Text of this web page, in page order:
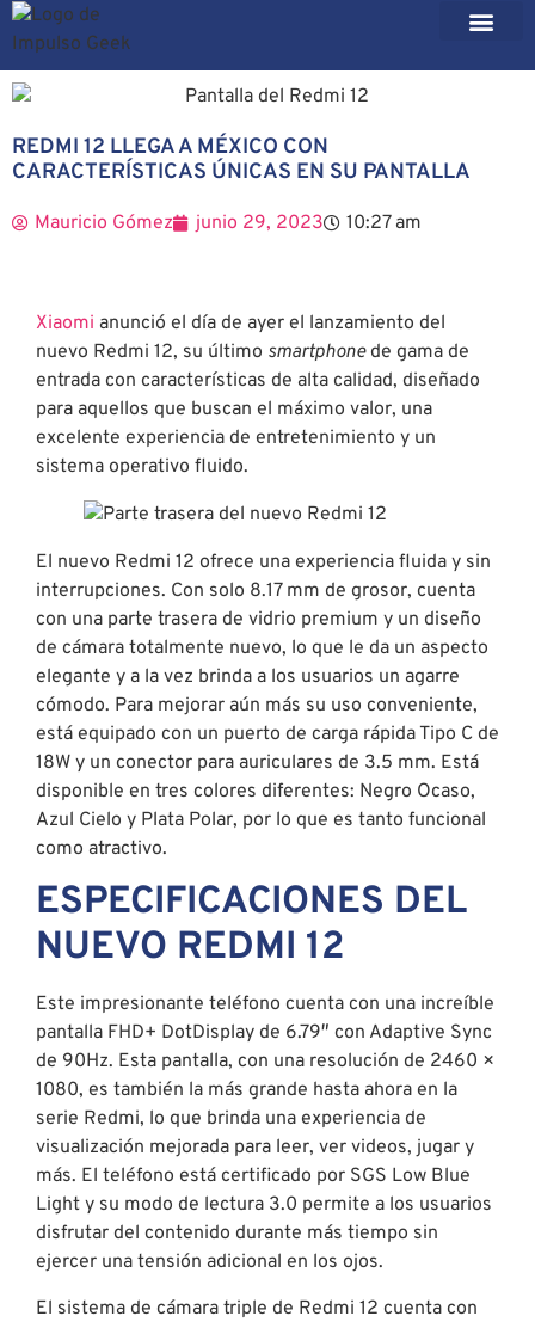
REDMI 12 LLEGA A MÉXICO CON
CARACTERÍSTICAS ÚNICAS EN SU PANTALLA
Mauricio Gómez junio 29, 2023 10:27 am
Xiaomi anunció el día de ayer el lanzamiento del
nuevo Redmi 12, su último smartphonede gama de
entrada con características de alta calidad, diseñado
para aquellos que buscan el máximo valor, una
excelente experiencia de entretenimiento y un
sistema operativo fluido.
El nuevo Redmi 12 ofrece una experiencia fluida y sin
interrupciones. Con solo 8.17 mm de grosor, cuenta
con una parte trasera de vidrio premium y un diseño
de cámara totalmente nuevo, lo que le da un aspecto
elegante y a la vez brinda a los usuarios un agarre
cómodo. Para mejorar aún más su uso conveniente,
está equipado con un puerto de carga rápida Tipo C de
18W y un conector para auriculares de 3.5 mm. Está
disponible en tres colores diferentes: Negro Ocaso,
Azul Cielo y Plata Polar, por lo que es tanto funcional
como atractivo.
ESPECIFICACIONES DEL
NUEVO REDMI 12
Este impresionante teléfono cuenta con una increíble
pantalla FHD+ DotDisplay de 6.79″ con Adaptive Sync
de 90Hz. Esta pantalla, con una resolución de 2460 ×
1080, es también la más grande hasta ahora en la
serie Redmi, lo que brinda una experiencia de
visualización mejorada para leer, ver videos, jugar y
más. El teléfono está certificado por SGS Low Blue
Light y su modo de lectura 3.0 permite a los usuarios
disfrutar del contenido durante más tiempo sin
ejercer una tensión adicional en los ojos.
El sistema de cámara triple de Redmi 12 cuenta con